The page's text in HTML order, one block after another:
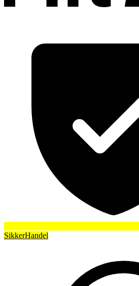
SikkerHandel